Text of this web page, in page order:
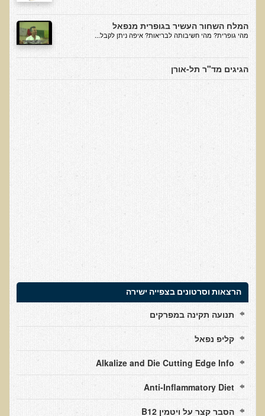
דפי מידע
רשימת משאבים לפציינט
רשימת תוצרת מרוססת
רשימת מאכלים המכילים חומצה אוקסלית
דף כספית
תודה לך דוקטור על חוויה נהדרת
אדם ורופא שנותן לי אלטרנטיבה אחרת ממה שהרופאים שפגשתי נתנו
לי
התקווה היחידה כאשר מאובחנים עם סרטן
אנחנו מאושרים מאוד שביצענו ואת הבדיקה וממליצים בחום לכל מי
שסובל לעשות אותה.
הבריאות של כל המשפחה השתפרה
אסירי תודה לך על השבת הבריאות שלנו
תודה דר' עדיאל שהצלת את חיי!
המלח השחור העשיר בגופרית מנפאל
מהי גופרית? מהי חשיבותה לבריאות? איפה ניתן לקבל...
הגיגים מד"ר תל-אורן
הרצאות וסרטונים בצפייה ישירה
תנועה תקינה במפרקים
קליפ נפאל
Alkalize and Die Cutting Edge Info
Anti-Inflammatory Diet
הסבר קצר על ויטמין B12